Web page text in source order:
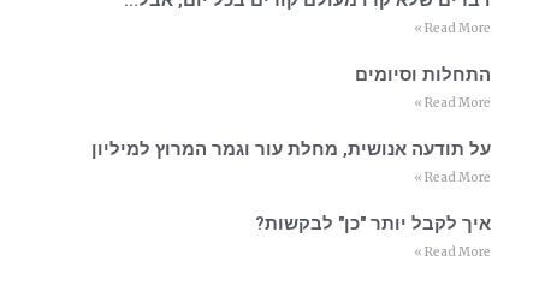
Read More »
התחלות וסיומים
Read More »
על תודעה אנושית, מחלת עור וגמר המרוץ למיליון
Read More »
איך לקבל יותר "כן" לבקשות?
Read More »